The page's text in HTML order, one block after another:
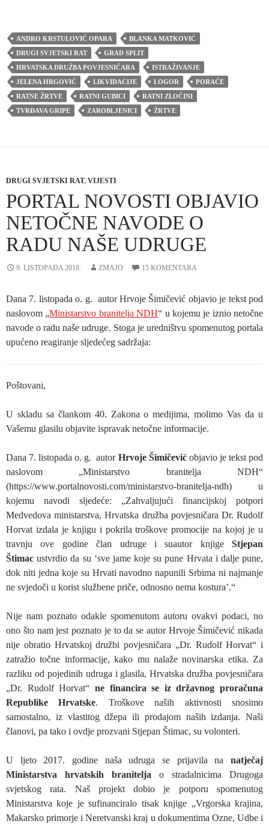
ANDRO KRSTULOVIĆ OPARA
BLANKA MATKOVIĆ
DRUGI SVJETSKI RAT
GRAD SPLIT
HRVATSKA DRUŽBA POVJESNIČARA
ISTRAŽIVANJE
JELENA HRGOVIĆ
LIKVIDACIJE LOGOR
PORAĆE
RATNE ŽRTVE
RATNI GUBICI
RATNI ZLOČINI
TVRĐAVA GRIPE
ZAROBLJENICI ŽRTVE
DRUGI SVJETSKI RAT, VIJESTI
PORTAL NOVOSTI OBJAVIO
NETOČNE NAVODE O
RADU NAŠE UDRUGE
9. LISTOPADA 2018. ZMAJO 15 KOMENTARA
Dana 7. listopada o. g. autor Hrvoje Šimičević objavio je tekst pod
naslovom „Ministarstvo branitelja NDH“ u kojemu je iznio netočne
navode o radu naše udruge. Stoga je uredništvu spomenutog portala
upućeno reagiranje sljedećeg sadržaja:
Poštovani,
U skladu sa člankom 40. Zakona o medijima, molimo Vas da u
Vašemu glasilu objavite ispravak netočne informacije.
Dana 7. listopada o. g. autor Hrvoje Šimičevićobjavio je tekst pod
naslovom „Ministarstvo branitelja NDH“
(https://www.portalnovosti.com/ministarstvo-branitelja-ndh) u
kojemu navodi sljedeće: „Zahvaljujući financijskoj potpori
Medvedova ministarstva, Hrvatska družba povjesničara Dr. Rudolf
Horvat izdala je knjigu i pokrila troškove promocije na kojoj je u
travnju ove godine član udruge i suautor knjige Stjepan
Štimacustvrdio da su ‘sve jame koje su pune Hrvata i dalje pune,
dok niti jedna koje su Hrvati navodno napunili Srbima ni najmanje
ne svjedoči u korist službene priče, odnosno nema kostura’.“
Nije nam poznato odakle spomenutom autoru ovakvi podaci, no
ono što nam jest poznato je to da se autor Hrvoje Šimičević nikada
nije obratio Hrvatskoj družbi povjesničara „Dr. Rudolf Horvat“ i
zatražio točne informacije, kako mu nalaže novinarska etika. Za
razliku od pojedinih udruga i glasila, Hrvatska družba povjesničara
„Dr. Rudolf Horvat“ ne financira se iz državnog proračuna
Republike Hrvatske. Troškove naših aktivnosti snosimo
samostalno, iz vlastitog džepa ili prodajom naših izdanja. Naši
članovi, pa tako i ovdje prozvani Stjepan Štimac, su volonteri.
U ljeto 2017. godine naša udruga se prijavila na natječaj
Ministarstva hrvatskih branitelja o stradalnicima Drugoga
svjetskog rata. Naš projekt dobio je potporu spomenutog
Ministarstva koje je sufinanciralo tisak knjige „Vrgorska krajina,
Makarsko primorje i Neretvanski kraj u dokumentima Ozne, Udbe i